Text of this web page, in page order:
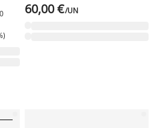
60,00 €/UN